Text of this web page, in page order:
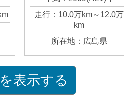
走行：10.0万km～12.0万
km
所在地：広島県
表示する